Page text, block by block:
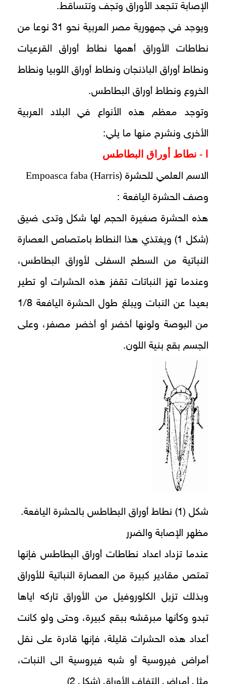
الإصابة تتجعد الأوراق وتجف وتتساقط.
ويوجد في جمهورية مصر العربية نحو 31 نوعا من
نطاطات الأوراق أهمها نطاط أوراق القرعيات
ونطاط أوراق الباذنجان ونطاط أوراق اللوبيا ونطاط
الخروع ونطاط أوراق البطاطس.
وتوجد معظم هذه الأنواع في البلاد العربية
الأخرى ونشرح منها ما يلي:
ا - نطاط أوراق البطاطس
الاسم العلمي للحشرة (Empoasca faba (Harris
وصف الحشرة اليافعة :
هذه الحشرة صغيرة الحجم لها شكل وتدى ضيق
(شكل 1) ويغتذي هذا النطاط بامتصاص العصارة
النباتية من السطح السفلى لأوراق البطاطس،
وعندما تهز النباتات تقفز هذه الحشرات أو تطير
بعيدا عن النبات ويبلغ طول الحشرة اليافعة 1/8
من البوصة ولونها أخضر أو أخضر مصفر، وعلى
الجسم بقع بنية اللون.
شكل (1) نطاط أوراق البطاطس بالحشرة اليافعة.
مظهر الإصابة والضرر
عندما تزداد اعداد نطاطات أوراق البطاطس فإنها
تمتص مقادير كبيرة من العصارة النباتية للأوراق
وبذلك تزيل الكلوروفيل من الأوراق تاركه اياها
تبدو وكأنها مبرقشه ببقع كبيرة، وحتى ولو كانت
أعداد هذه الحشرات قليلة، فإنها قادرة على نقل
أمراض فيروسية أو شبه فيروسية الى النبات،